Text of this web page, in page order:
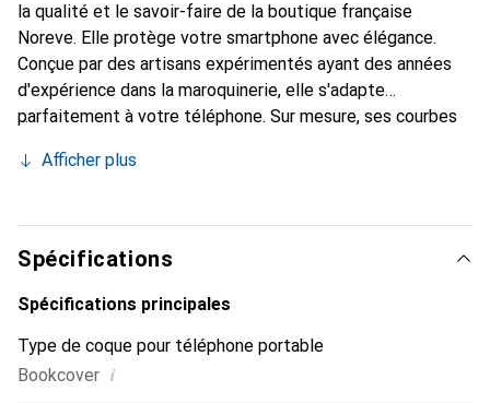
la qualité et le savoir-faire de la boutique française
Noreve. Elle protège votre smartphone avec élégance.
Conçue par des artisans expérimentés ayant des années
d'expérience dans la maroquinerie, elle s'adapte
parfaitement à votre téléphone. Sur mesure, ses courbes
devient l'accessoire élégant et indispensable pour votre
internationalement pour ses produits de haute qualité et
constitue un choix fiable pour une clientèle exigeante.
Afficher plus
Spécifications
Spécifications principales
Type de coque pour téléphone portable
Bookcover i